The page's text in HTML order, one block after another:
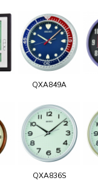
QXA849A
QXA836S